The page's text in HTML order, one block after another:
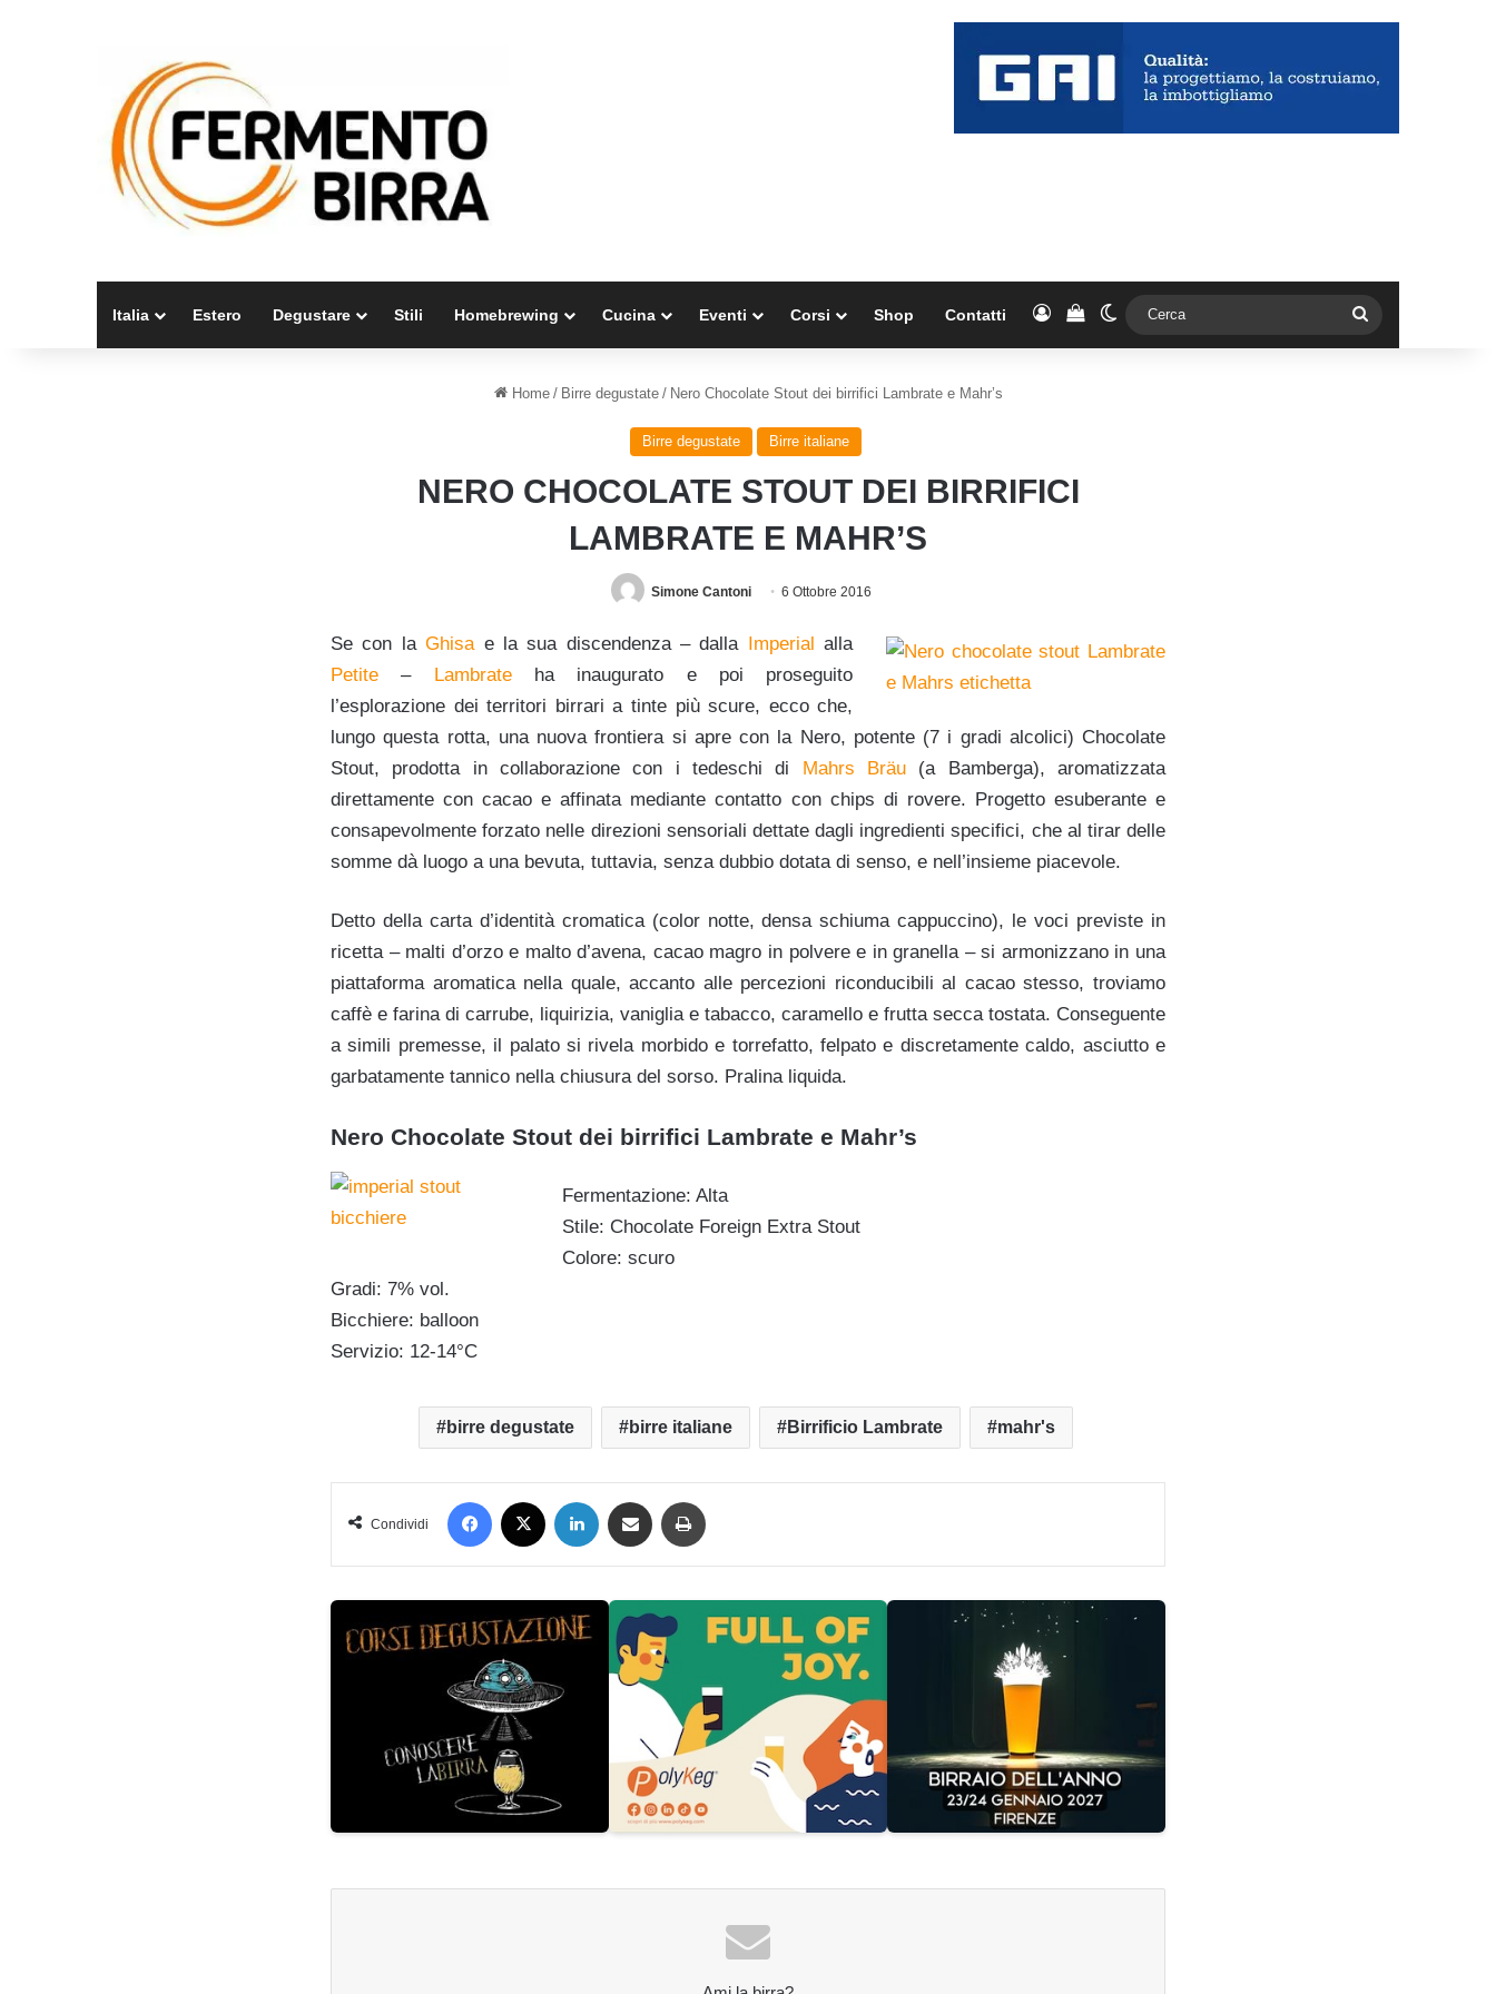
Italia Estero Degustare Stili Homebrewing Cucina Eventi Corsi Shop Contatti AccediVedi il carrello
Cambia aspetto
Home / Birre degustate / Nero Chocolate Stout dei birrifici Lambrate e Mahr’s
Birre degustate Birre italiane
NERO CHOCOLATE STOUT DEI BIRRIFICI
LAMBRATE E MAHR’S
Simone Cantoni 6 Ottobre 2016
Se con laGhisae la sua discendenza – dalla Imperial alla
Petite – Lambrateha inaugurato e poi proseguito
l’esplorazione dei territori birrari a tinte più scure, ecco che,
lungo questa rotta, una nuova frontiera si apre con la Nero, potente (7 i gradi alcolici) Chocolate
Stout, prodotta in collaborazione con i tedeschi di
Mahrs Bräu (a Bamberga), aromatizzata
direttamente con cacao e affinata mediante contatto con chips di rovere. Progetto esuberante e
consapevolmente forzato nelle direzioni sensoriali dettate dagli ingredienti specifici, che al tirar delle
somme dà luogo a una bevuta, tuttavia, senza dubbio dotata di senso, e nell’insieme piacevole.
Detto della carta d’identità cromatica (color notte, densa schiuma cappuccino), le voci previste in
ricetta – malti d’orzo e malto d’avena, cacao magro in polvere e in granella – si armonizzano in una
piattaforma aromatica nella quale, accanto alle percezioni riconducibili al cacao stesso, troviamo
caffè e farina di carrube, liquirizia, vaniglia e tabacco, caramello e frutta secca tostata. Conseguente
a simili premesse, il palato si rivela morbido e torrefatto, felpato e discretamente caldo, asciutto e
garbatamente tannico nella chiusura del sorso. Pralina liquida.
Nero Chocolate Stout dei birrifici Lambrate e Mahr’s
Fermentazione: Alta
Stile: Chocolate Foreign Extra Stout
Colore: scuro
Gradi: 7% vol.
Bicchiere: balloon
Servizio: 12-14°C
birre degustate birre italiane Birrificio Lambrate mahr's
Condividi
Facebook LinkedIn Condividi via mail